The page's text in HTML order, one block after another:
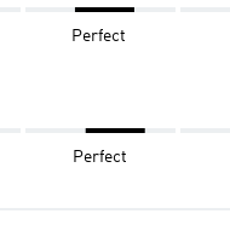
Perfect
Perfect